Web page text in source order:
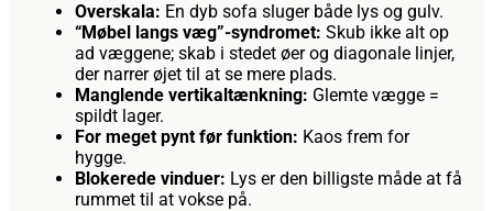
Overskala: En dyb sofa sluger både lys og gulv.
“Møbel langs væg”-syndromet: Skub ikke alt op
ad væggene; skab i stedet øer og diagonale linjer,
der narrer øjet til at se mere plads.
Manglende vertikaltænkning: Glemte vægge =
spildt lager.
For meget pynt før funktion: Kaos frem for
hygge.
Blokerede vinduer: Lys er den billigste måde at få
rummet til at vokse på.